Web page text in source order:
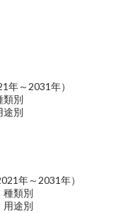
年～2031年）
類別
途別
年～2031年）
種類別
用途別